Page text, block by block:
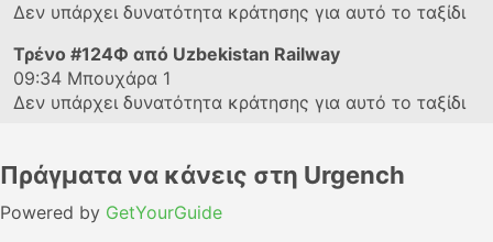
Δεν υπάρχει δυνατότητα κράτησης για αυτό το ταξίδι
Τρένο #124Ф από Uzbekistan Railway
09:34 Μπουχάρα 1
Δεν υπάρχει δυνατότητα κράτησης για αυτό το ταξίδι
Πράγματα να κάνεις στη Urgench
Powered by GetYourGuide